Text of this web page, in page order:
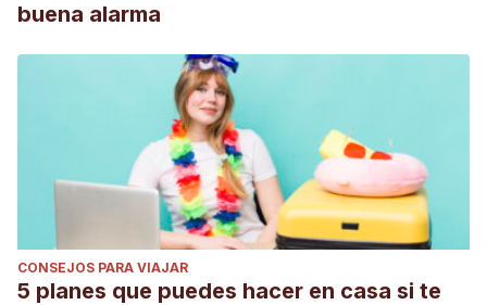
buena alarma
CONSEJOS PARA VIAJAR
5 planes que puedes hacer en casa si te